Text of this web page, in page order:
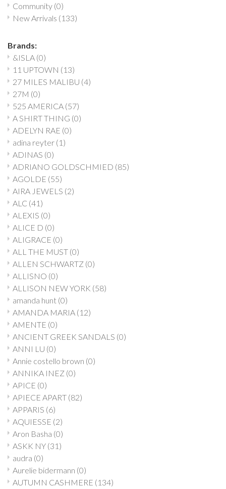
Community (0)
New Arrivals (133)
Brands:
&ISLA (0)
11 UPTOWN (13)
27 MILES MALIBU (4)
27M (0)
525 AMERICA (57)
A SHIRT THING (0)
ADELYN RAE (0)
adina reyter (1)
ADINAS (0)
ADRIANO GOLDSCHMIED (85)
AGOLDE (55)
AIRA JEWELS (2)
ALC (41)
ALEXIS (0)
ALICE D (0)
ALIGRACE (0)
ALL THE MUST (0)
ALLEN SCHWARTZ (0)
ALLISNO (0)
ALLISON NEW YORK (58)
amanda hunt (0)
AMANDA MARIA (12)
AMENTE (0)
ANCIENT GREEK SANDALS (0)
ANNI LU (0)
Annie costello brown (0)
ANNIKA INEZ (0)
APICE (0)
APIECE APART (82)
APPARIS (6)
AQUIESSE (2)
Aron Basha (0)
ASKK NY (31)
audra (0)
Aurelie bidermann (0)
AUTUMN CASHMERE (134)